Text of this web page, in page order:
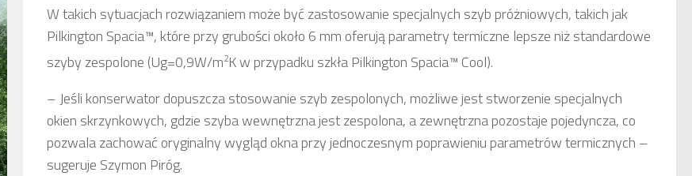
W takich sytuacjach rozwiązaniem może być zastosowanie specjalnych szyb próżniowych, takich jak
Pilkington Spacia™, które przy grubości około 6 mm oferują parametry termiczne lepsze niż standardowe
szyby zespolone (Ug=0,9W/m2K w przypadku szkła Pilkington Spacia™ Cool).
– Jeśli konserwator dopuszcza stosowanie szyb zespolonych, możliwe jest stworzenie specjalnych
okien skrzynkowych, gdzie szyba wewnętrzna jest zespolona, a zewnętrzna pozostaje pojedyncza, co
pozwala zachować oryginalny wygląd okna przy jednoczesnym poprawieniu parametrów termicznych –
sugeruje Szymon Piróg.